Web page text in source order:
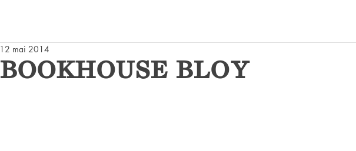
BOOKHOUSE BLOY
12 mai 2014